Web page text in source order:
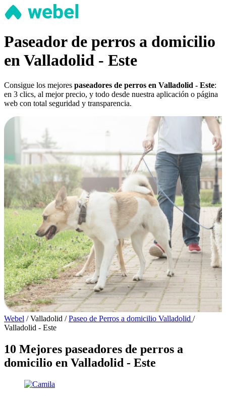
Paseador de perros a domicilio
en Valladolid - Este
Consigue los mejores paseadores de perros en Valladolid - Este:
en 3 clics, al mejor precio, y todo desde nuestra aplicación o página
web con total seguridad y transparencia.
Webel / Valladolid / Paseo de Perros a domicilio Valladolid /
Valladolid - Este
10 Mejores paseadores de perros a
domicilio en Valladolid - Este